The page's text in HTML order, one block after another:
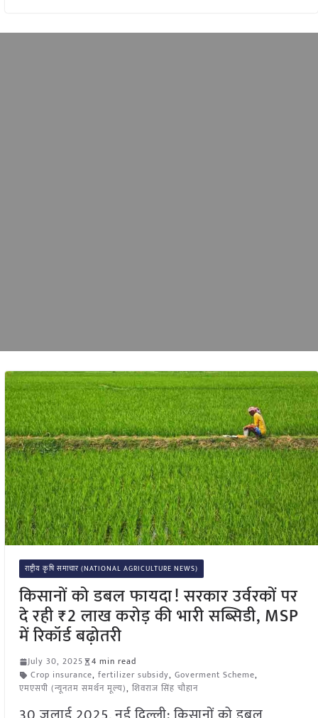
राष्ट्रीय कृषि समाचार (NATIONAL AGRICULTURE NEWS)
किसानों को डबल फायदा! सरकार उर्वरकों पर
दे रही ₹2 लाख करोड़ की भारी सब्सिडी, MSP
में रिकॉर्ड बढ़ोतरी
July 30, 2025
4 min read
Crop insurance, fertilizer subsidy, Goverment Scheme,
एमएसपी (न्यूनतम समर्थन मूल्य), शिवराज सिंह चौहान